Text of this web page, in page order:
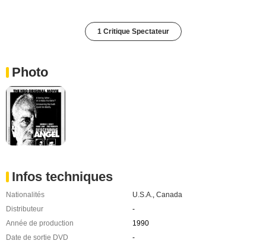
1 Critique Spectateur
Photo
Infos techniques
Nationalités U.S.A.
Canada
Distributeur
-
Année de production
1990
Date de sortie DVD
-